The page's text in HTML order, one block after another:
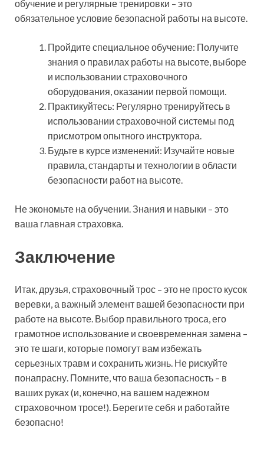
обучение и регулярные тренировки – это
обязательное условие безопасной работы на высоте.
Пройдите специальное обучение: Получите
знания о правилах работы на высоте, выборе
и использовании страховочного
оборудования, оказании первой помощи.
Практикуйтесь: Регулярно тренируйтесь в
использовании страховочной системы под
присмотром опытного инструктора.
Будьте в курсе изменений: Изучайте новые
правила, стандарты и технологии в области
безопасности работ на высоте.
Не экономьте на обучении. Знания и навыки – это
ваша главная страховка.
Заключение
Итак, друзья, страховочный трос – это не просто кусок
веревки, а важный элемент вашей безопасности при
работе на высоте. Выбор правильного троса, его
грамотное использование и своевременная замена –
это те шаги, которые помогут вам избежать
серьезных травм и сохранить жизнь. Не рискуйте
понапрасну. Помните, что ваша безопасность – в
ваших руках (и, конечно, на вашем надежном
страховочном тросе!). Берегите себя и работайте
безопасно!